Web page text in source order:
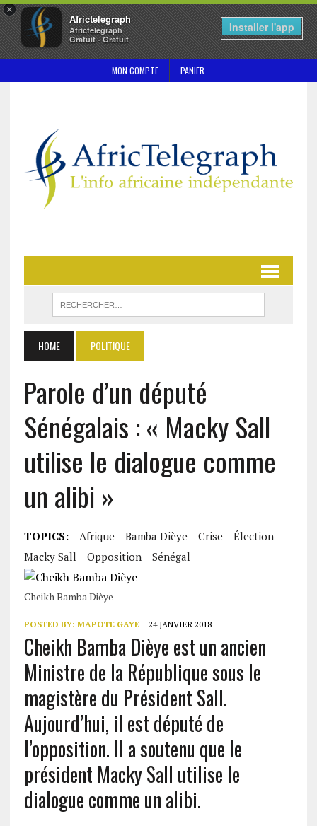
×
Africtelegraph
Africtelegraph
Gratuit - Gratuit
Installer l'app
MON COMPTE PANIER
HOME POLITIQUE
Parole d’un député
Sénégalais : « Macky Sall
utilise le dialogue comme
un alibi »
TOPICS: Afrique Bamba Dièye Crise
Élection
Macky Sall
Opposition Sénégal
Cheikh Bamba Dièye
POSTED BY: MAPOTE GAYE 24 JANVIER 2018
Cheikh Bamba Dièye est un ancien
Ministre de la République sous le
magistère du Président Sall.
Aujourd’hui, il est député de
l’opposition. Il a soutenu que le
président Macky Sall utilise le
dialogue comme un alibi.